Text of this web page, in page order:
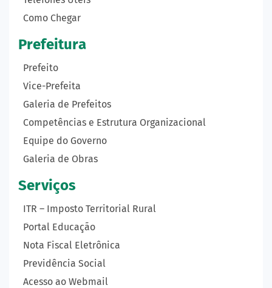
Como Chegar
Prefeitura
Prefeito
Vice-Prefeita
Galeria de Prefeitos
Competências e Estrutura Organizacional
Equipe do Governo
Galeria de Obras
Serviços
ITR – Imposto Territorial Rural
Portal Educação
Nota Fiscal Eletrônica
Previdência Social
Acesso ao Webmail